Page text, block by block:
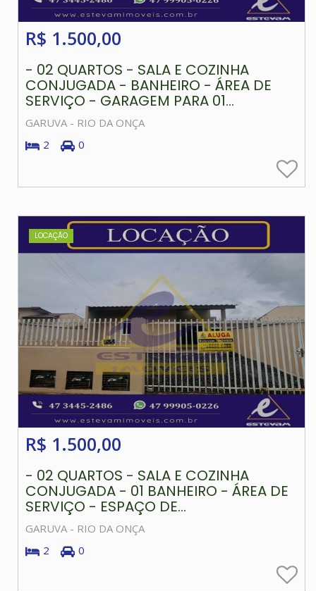
R$ 1.500,00
- 02 QUARTOS - SALA E COZINHA
CONJUGADA - BANHEIRO - ÁREA DE
SERVIÇO - GARAGEM PARA 01...
GARUVA - RIO DA ONÇA
2
0
LOCAÇÃO
R$ 1.500,00
- 02 QUARTOS - SALA E COZINHA
CONJUGADA - 01 BANHEIRO - ÁREA DE
SERVIÇO - ESPAÇO DE...
GARUVA - RIO DA ONÇA
2
0